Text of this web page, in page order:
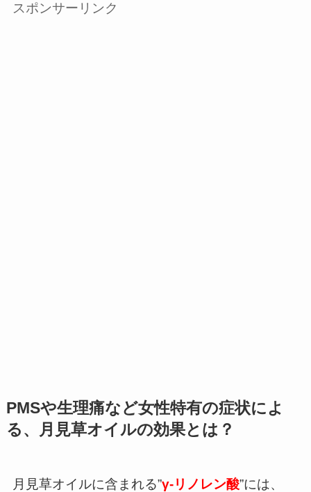
スポンサーリンク
PMSや生理痛など女性特有の症状によ
る、月見草オイルの効果とは？
月見草オイルに含まれる”γ-リノレン酸”には、